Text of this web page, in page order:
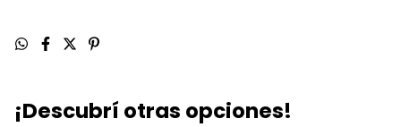
¡Descubrí otras opciones!